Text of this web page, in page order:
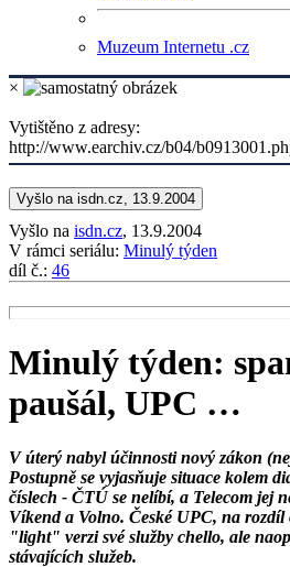
Muzeum Internetu .cz
×
Vytištěno z adresy:
http://www.earchiv.cz/b04/
Vyšlo na isdn.cz, 13.9.2004
Vyšlo na isdn.cz, 13.9.2004
V rámci seriálu: Minulý týden
díl č.: 46
Minulý týden:
paušál, UPC …
V úterý nabyl účinnosti nový zákon
Postupně se vyjasňuje situace kolem
číslech - ČTÚ se nelíbí, a Telecom jej
Víkend a Volno. České UPC, na rozdíl
"light" verzi své služby chello, ale
stávajících služeb.